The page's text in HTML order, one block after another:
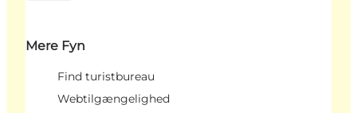
Mere Fyn
Find turistbureau
Webtilgængelighed